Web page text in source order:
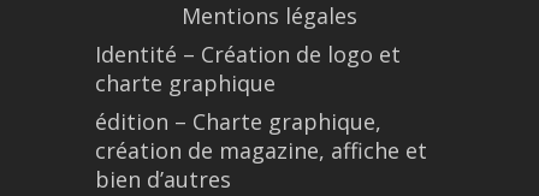
Mentions légales
Identité – Création de logo et
charte graphique
édition – Charte graphique,
création de magazine, affiche et
bien d’autres